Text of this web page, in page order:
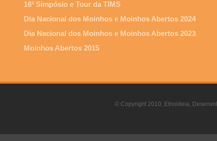
16º Simpósio e Tour da TIMS
Dia Nacional dos Moinhos e Moinhos Abertos 2024
Dia Nacional dos Moinhos e Moinhos Abertos 2023
Moinhos Abertos 2015
© Copyright 2010, Etnoideia,